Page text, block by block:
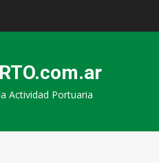
Actividad Portuaria